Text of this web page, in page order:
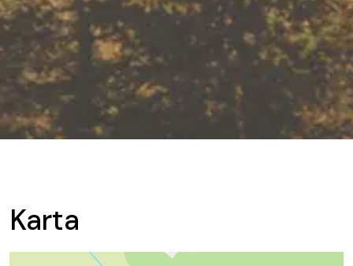
Karta